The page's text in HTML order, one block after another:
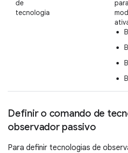
de
tecnologia
Definir o comando de
observador passivo
Para definir tecnologias de